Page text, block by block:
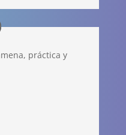
práctica y